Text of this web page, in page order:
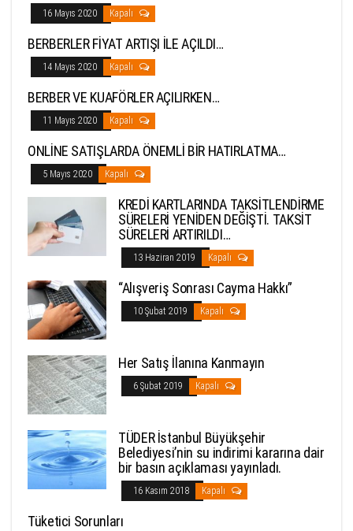
16 Mayıs 2020 Kapalı
BERBERLER FİYAT ARTIŞI İLE AÇILDI…
14 Mayıs 2020 Kapalı
BERBER VE KUAFÖRLER AÇILIRKEN…
11 Mayıs 2020 Kapalı
ONLİNE SATIŞLARDA ÖNEMLİ BİR HATIRLATMA…
5 Mayıs 2020 Kapalı
KREDİ KARTLARINDA TAKSİTLENDİRME
SÜRELERİ YENİDEN DEĞİŞTİ. TAKSİT
SÜRELERİ ARTIRILDI…
13 Haziran 2019 Kapalı
“Alışveriş Sonrası Cayma Hakkı”
10 Şubat 2019 Kapalı
Her Satış İlanına Kanmayın
6 Şubat 2019 Kapalı
TÜDER İstanbul Büyükşehir
Belediyesi’nin su indirimi kararına dair
bir basın açıklaması yayınladı.
16 Kasım 2018 Kapalı
Tüketici Sorunları